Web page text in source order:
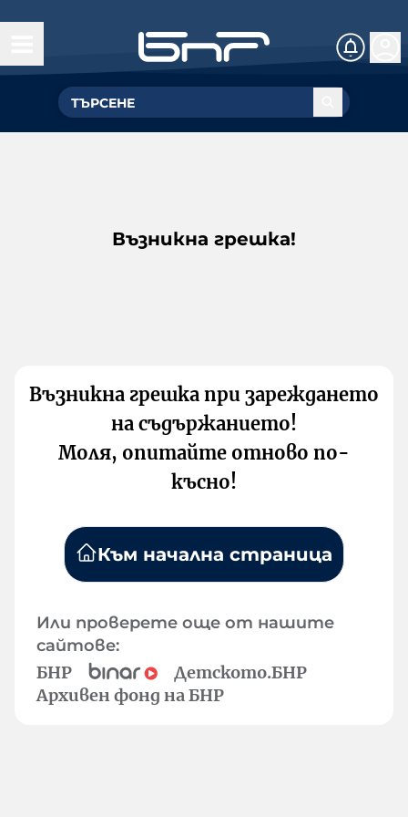
Възникна грешка!
Възникна грешка при зареждането
на съдържанието!
Моля, опитайте отново по-
късно!
Към начална страница
Или проверете още от нашите
сайтове:
БНР
Детското.БНР
Архивен фонд на БНР